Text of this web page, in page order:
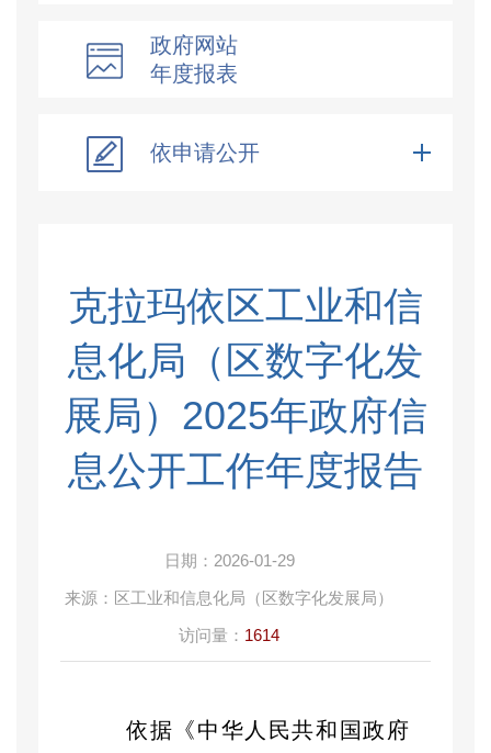
政府网站
年度报表
依申请公开
克拉玛依区工业和信
息化局（区数字化发
展局）2025年政府信
息公开工作年度报告
日期： 2026-01-29
来源： 区工业和信息化局（区数字化发展局）
访问量： 1614
依据《中华人民共和国政府